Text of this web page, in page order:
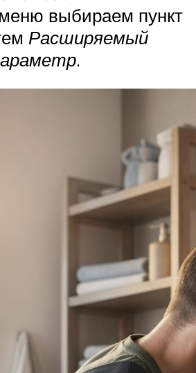
выбираем пункт
Расширяемый
.